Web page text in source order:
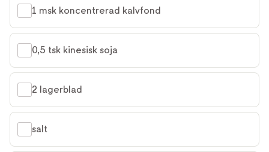
1 msk koncentrerad kalvfond
0,5 tsk kinesisk soja
2 lagerblad
salt